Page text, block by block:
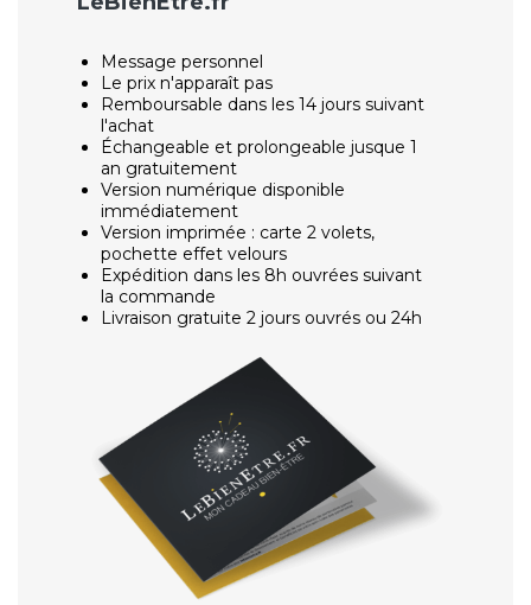
Message personnel
Le prix n'apparaît pas
Remboursable dans les 14 jours suivant
l'achat
Échangeable et prolongeable jusque 1
an gratuitement
Version numérique disponible
immédiatement
Version imprimée : carte 2 volets,
pochette effet velours
Expédition dans les 8h ouvrées suivant
la commande
Livraison gratuite 2 jours ouvrés ou 24h